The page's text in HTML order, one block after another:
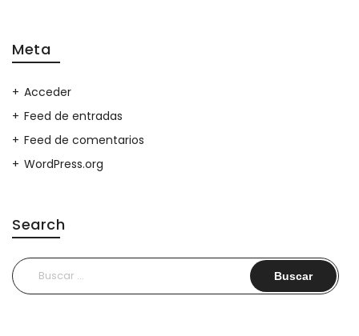
Meta
Acceder
Feed de entradas
Feed de comentarios
WordPress.org
Search
Buscar: